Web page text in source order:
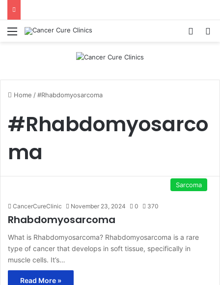
Menu Log In
Home /#Rhabdomyosarcoma
#Rhabdomyosarco
ma
Sarcoma
CancerCureClinic November 23, 2024 0 370
Rhabdomyosarcoma
What is Rhabdomyosarcoma? Rhabdomyosarcoma is a rare
type of cancer that develops in soft tissue, specifically in
muscle cells. It’s…
Read More »